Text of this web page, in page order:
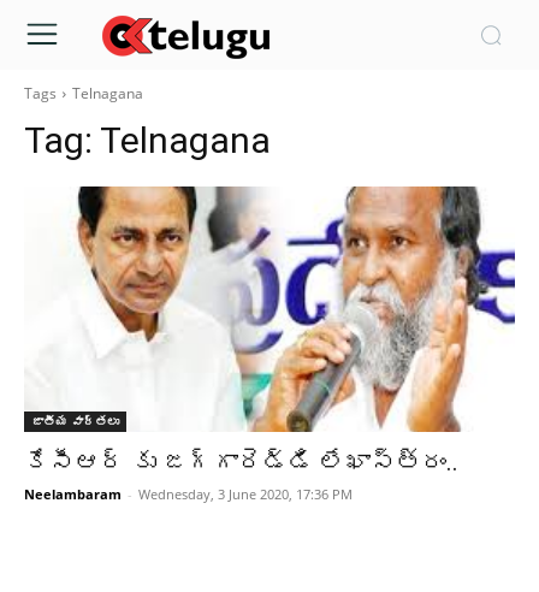
Tags Telnagana
Tag: Telnagana
జాతీయ వార్తలు
కేసీఆర్ కు జగ్గారెడ్డి లేఖాస్త్రం..
Neelambaram - Wednesday, 3 June 2020, 17:36 PM